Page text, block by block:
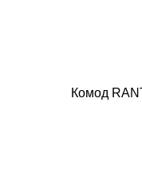
Комод